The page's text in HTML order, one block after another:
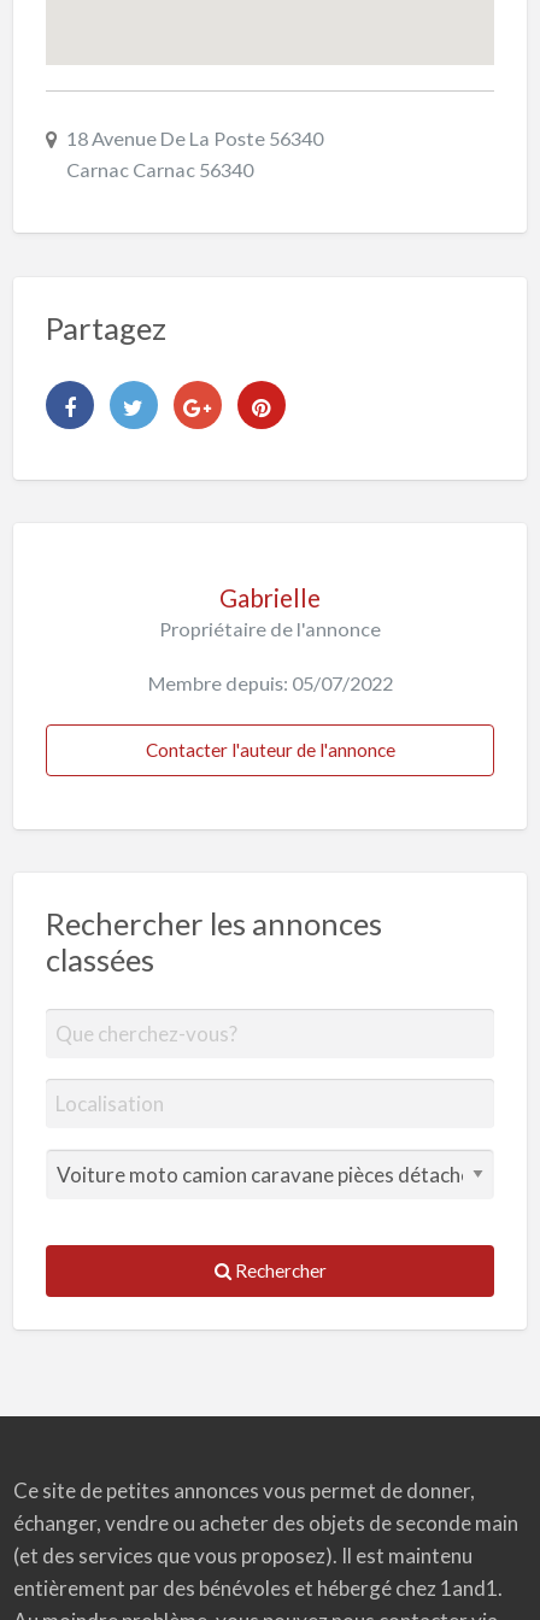
18 Avenue De La Poste 56340
Carnac Carnac 56340
Partagez
Gabrielle
Propriétaire de l'annonce
Membre depuis: 05/07/2022
Contacter l'auteur de l'annonce
Rechercher les annonces
classées
Rechercher
Ce site de petites annonces vous permet de donner,
échanger, vendre ou acheter des objets de seconde main
(et des services que vous proposez). Il est maintenu
entièrement par des bénévoles et hébergé chez 1and1.